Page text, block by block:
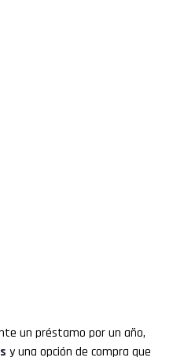
un préstamo por un año,
y una opción de compra que